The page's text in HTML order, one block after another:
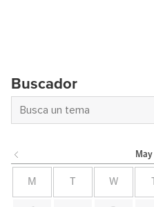
Buscador
May
M W